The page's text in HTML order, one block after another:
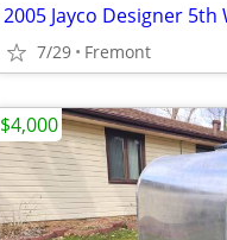
2005 Jayco Designer 5th
7/29 Fremont
$4,000